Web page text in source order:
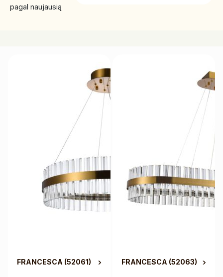
pagal naujausią
FRANCESCA (52061) FRANCESCA (52063)